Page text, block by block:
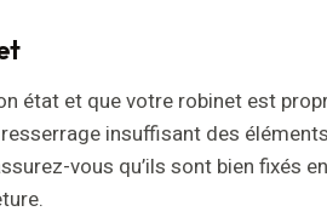
état et que votre robinet est
insuffisant des
vous qu’ils sont bien fixés